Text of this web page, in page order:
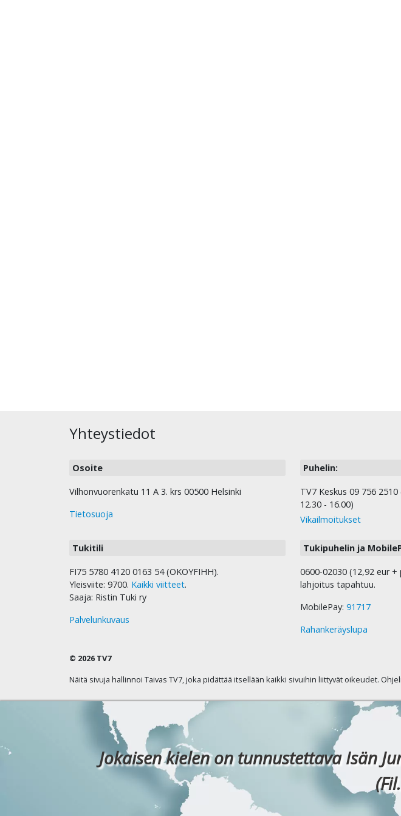
Yhteystiedot
Osoite
Vilhonvuorenkatu 11 A 3. krs 00500 Helsinki
Tietosuoja
Puhelin:
TV7 Keskus 09 756
12.30 - 16.00)
Vikailmoitukset
Tukitili
FI75 5780 4120 0163 54 (OKOYFIHH).
Yleisviite: 9700. Kaikki viitteet.
Saaja: Ristin Tuki ry
Palvelunkuvaus
Tukipuhelin ja
0600-02030 (12,92 eur
lahjoitus tapahtuu.
MobilePay: 91717
Rahankeräyslupa
© 2026 TV7
Näitä sivuja hallinnoi Taivas TV7, joka pidättää itsellään kaikki sivuihin liittyvät oikeudet.
Jokaisen kielen on tunnustettava Isän